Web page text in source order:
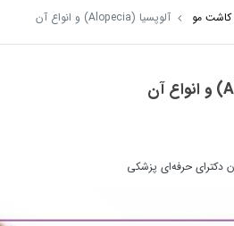
کاشت مو آلوپسیا (Alopecia) و انواع آن
دکترای حرفه‌ای پزشکی